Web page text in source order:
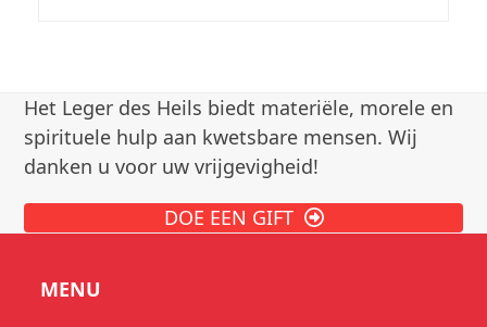
Het Leger des Heils biedt materiële, morele en
spirituele hulp aan kwetsbare mensen. Wij
danken u voor uw vrijgevigheid!
DOE EEN GIFT
MENU